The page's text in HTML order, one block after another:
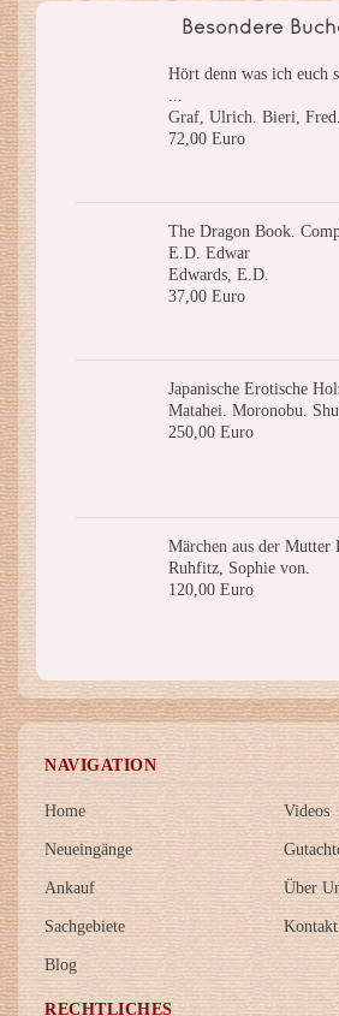
Besondere
Hört denn was ich euch
...
Graf, Ulrich. Bieri, Fred.
72,00 Euro
The Dragon Book.
E.D. Edwar
Edwards, E.D.
37,00 Euro
Japanische Erotische
Matahei. Moronobu.
250,00 Euro
Märchen aus der
Ruhfitz, Sophie von.
120,00 Euro
NAVIGATION
Home
Neueingänge
Ankauf
Sachgebiete
Blog
Videos
Über
Kontakt
RECHTLICHES